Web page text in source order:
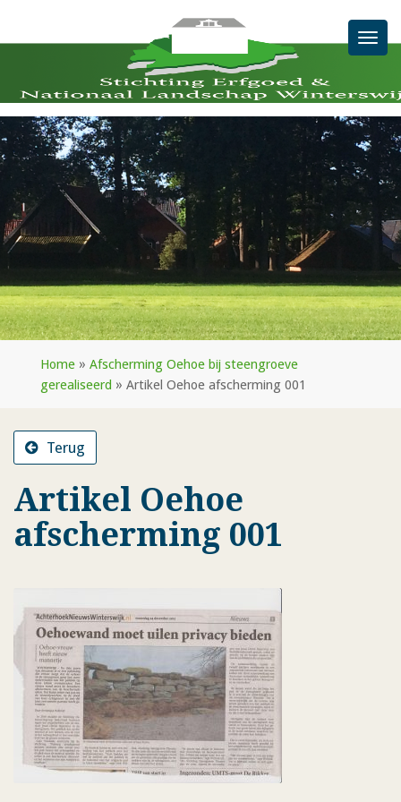
Home » Afscherming Oehoe bij steengroeve
gerealiseerd » Artikel Oehoe afscherming 001
Terug
Artikel Oehoe
afscherming 001